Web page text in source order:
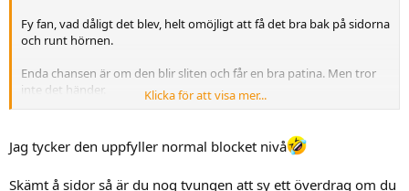
Fy fan, vad dåligt det blev, helt omöjligt att få det bra bak på sidorna
och runt hörnen.
Enda chansen är om den blir sliten och får en bra patina. Men tror
inte det händer.
Nu ska jg bara fokusera på att lägga många mil med hojen och få
den pålitlig.
Klicka för att visa mer...
Jag tycker den uppfyller normal blocket nivå
Skämt å sidor så är du nog tvungen att sy ett överdrag om du